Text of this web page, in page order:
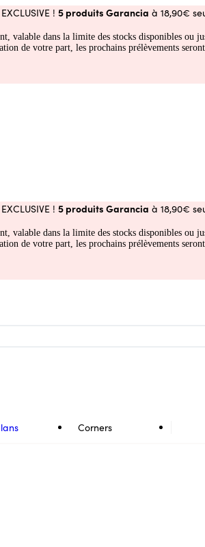
! 5 produits Garancia à 18,90€
valable dans la limite des stocks disponibles ou
de votre part, les prochains prélèvements
! 5 produits Garancia à 18,90€
valable dans la limite des stocks disponibles ou
de votre part, les prochains prélèvements
Corners